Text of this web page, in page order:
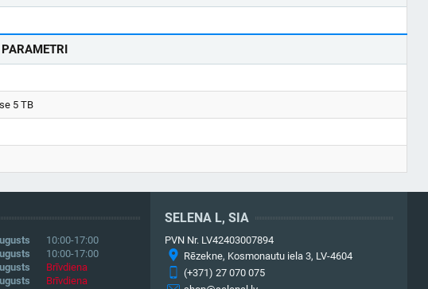
5 TB
10:00-17:00
10:00-17:00
Brīvdiena
Brīvdiena
SELENA L, SIA
PVN Nr. LV42403007894
Rēzekne, Kosmonautu iela 3, LV-4604
(+371) 27 070 075